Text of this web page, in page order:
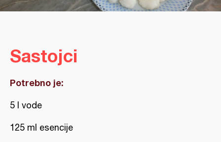
Sastojci
Potrebno je:
5 l vode
125 ml esencije